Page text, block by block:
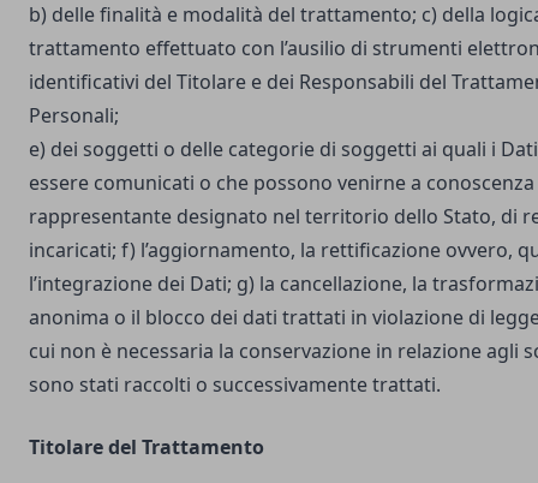
b) delle finalità e modalità del trattamento; c) della
trattamento effettuato con l’ausilio di strumenti
identificativi del Titolare e dei Responsabili del
Personali;
e) dei soggetti o delle categorie di soggetti ai quali i
essere comunicati o che possono venirne a
rappresentante designato nel territorio dello Stato, di
incaricati; f) l’aggiornamento, la rettificazione ovvero,
l’integrazione dei Dati; g) la cancellazione, la
anonima o il blocco dei dati trattati in violazione di
cui non è necessaria la conservazione in relazione agli
sono stati raccolti o successivamente trattati.
Titolare del Trattamento